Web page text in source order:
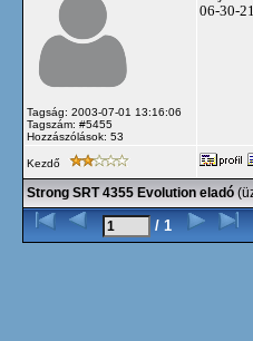
Tagság: 2003-07-01 13:16:06
Tagszám: #5455
Hozzászólások: 53
06-30-
Kezdő
Strong SRT 4355 Evolution eladó
/ 1